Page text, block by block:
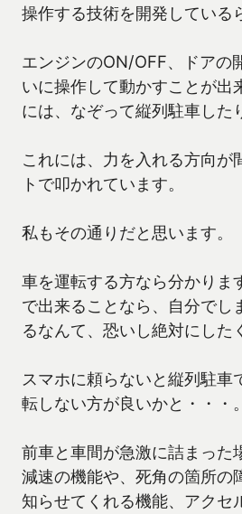
操作する技術を開発している
エンジンのON/OFF、ドアの
いに操作して動かすことが出
には、なぞって縦列駐車した
これには、力を入れる方向が
トで叩かれています。
私もその通りだと思います。
車を運転する方なら分かりま
で出来ることなら、自分でし
るなんて、恐いし絶対にした
スマホに頼らないと縦列駐車
転しない方が良いかと・・・。
前車と車間が急激に詰まった
減速の機能や、死角の箇所の
知らせてくれる機能、アクセ